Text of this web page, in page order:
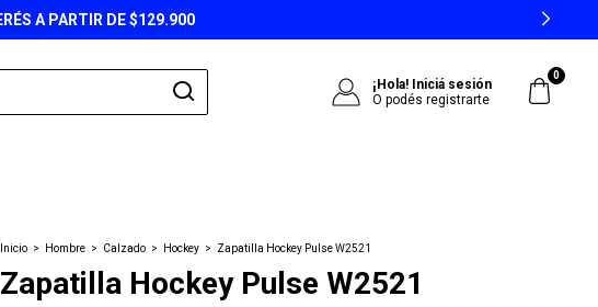
ENVÍO GRATIS A PARTIR DE
¡Hola! Iniciá sesión
O podés registrarte
0
Inicio > Hombre > Calzado > Hockey > Zapatilla Hockey Pulse W2521
Zapatilla Hockey Pulse W2521